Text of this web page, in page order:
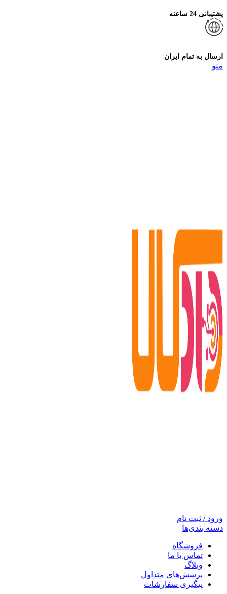
پشتیبانی 24 ساعته
ارسال به تمام ایران
منو
ورود / ثبت نام
دسته بندی‌ها
فروشگاه
تماس با ما
وبلاگ
پرسش‌های متداول
پیگیری سفارشات